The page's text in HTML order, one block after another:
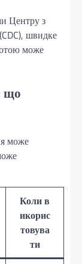
Центру з
швидке
може
що
може
Коли в
икорис
товува
ти